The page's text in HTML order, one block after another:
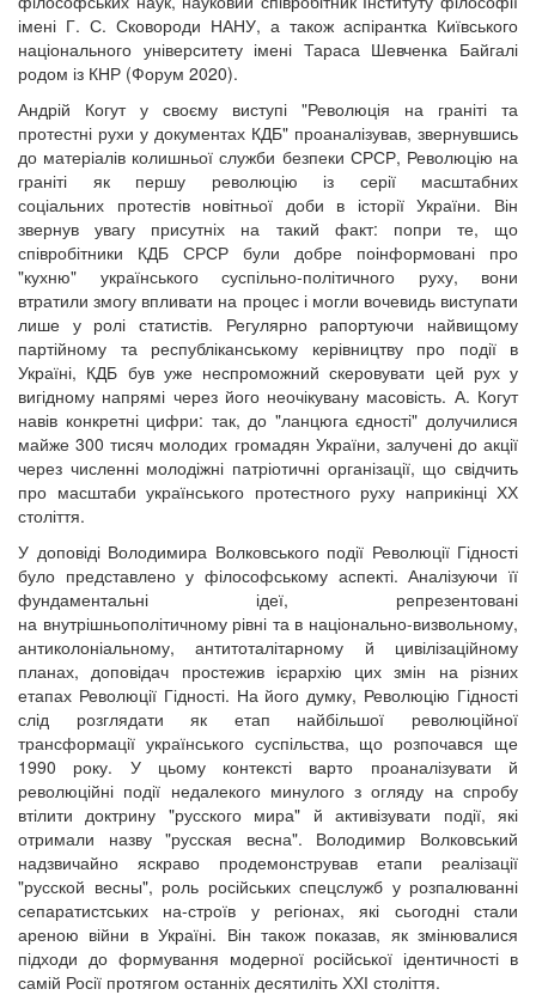
імені Г. С. Сковороди НАНУ, а також аспірантка Київського
національного університету імені Тараса Шевченка Байгалі
родом із КНР (Форум 2020).
Андрій Когут у своєму виступі "Революція на граніті та
протестні рухи у документах КДБ" проаналізував, звернувшись
до матеріалів колишньої служби безпеки СРСР, Революцію на
граніті як першу революцію із серії масштабних
соціальних протестів новітньої доби в історії України. Він
звернув увагу присутніх на такий факт: попри те, що
співробітники КДБ СРСР були добре поінформовані про
"кухню" українського суспільно-політичного руху, вони
втратили змогу впливати на процес і могли вочевидь виступати
лише у ролі статистів. Регулярно рапортуючи найвищому
партійному та республіканському керівництву про події в
Україні, КДБ був уже неспроможний скеровувати цей рух у
вигідному напрямі через його неочікувану масовість. А. Когут
навів конкретні цифри: так, до "ланцюга єдності" долучилися
майже 300 тисяч молодих громадян України, залучені до акції
через численні молодіжні патріотичні організації, що свідчить
про масштаби українського протестного руху наприкінці ХХ
століття.
У доповіді Володимира Волковського події Революції Гідності
було представлено у філософському аспекті. Аналізуючи її
фундаментальні ідеї, репрезентовані
на внутрішньополітичному рівні та в національно-визвольному,
антиколоніальному, антитоталітарному й цивілізаційному
планах, доповідач простежив ієрархію цих змін на різних
етапах Революції Гідності. На його думку, Революцію Гідності
слід розглядати як етап найбільшої революційної
трансформації українського суспільства, що розпочався ще
1990 року. У цьому контексті варто проаналізувати й
революційні події недалекого минулого з огляду на спробу
втілити доктрину "русского мира" й активізувати події, які
отримали назву "русская весна". Володимир Волковський
надзвичайно яскраво продемонстрував етапи реалізації
"русской весны", роль російських спецслужб у розпалюванні
сепаратистських на-строїв у регіонах, які сьогодні стали
ареною війни в Україні. Він також показав, як змінювалися
підходи до формування модерної російської ідентичності в
самій Росії протягом останніх десятиліть ХХІ століття.